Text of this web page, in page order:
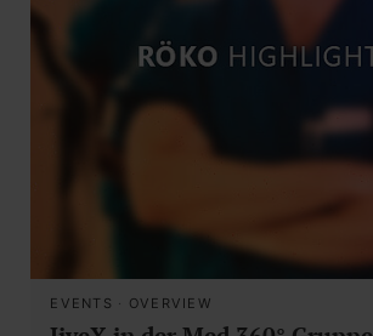
EVENTS · OVERVIEW